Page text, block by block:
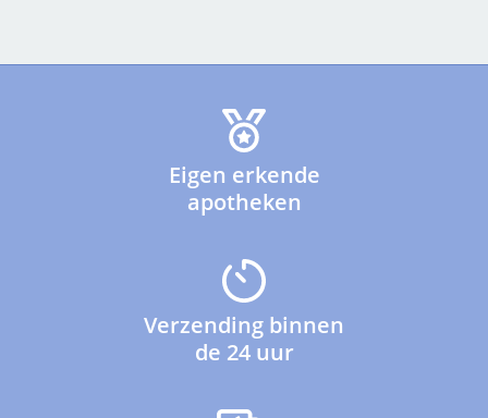
Eigen erkende
apotheken
Verzending binnen
de 24 uur